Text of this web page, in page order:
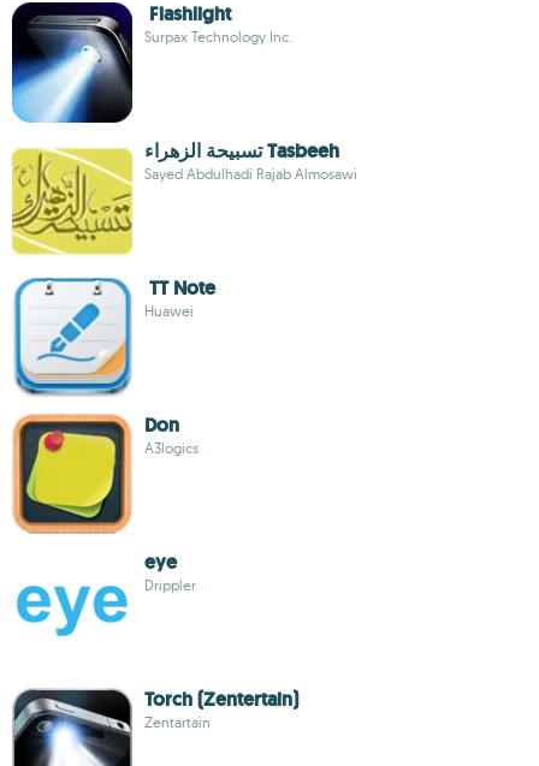
Flashlight
Surpax Technology Inc.
تسبيحة الزهراء Tasbeeh
Sayed Abdulhadi Rajab Almosawi
TT Note
Huawei
Don
A3logics
eye
Drippler
Torch (Zentertain)
Zentartain